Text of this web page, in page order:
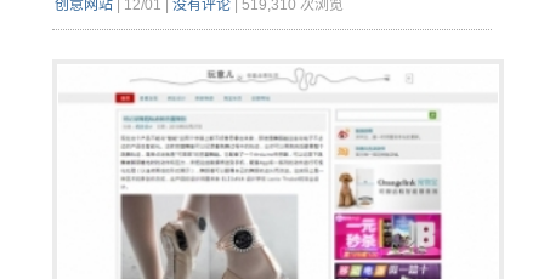
创意网站| 12/01 没有评论| 519,310 次浏览